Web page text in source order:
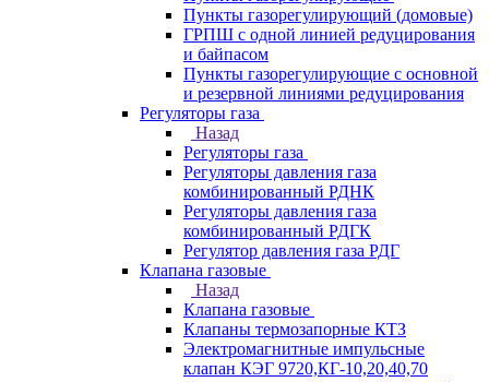
Пункты газорегулирующий (домовые)
ГРПШ с одной линией редуцирования
и байпасом
Пункты газорегулирующие с основной
и резервной линиями редуцирования
Регуляторы газа
Назад
Регуляторы газа
Регуляторы давления газа
комбинированный РДНК
Регуляторы давления газа
комбинированный РДГК
Регулятор давления газа РДГ
Клапана газовые
Назад
Клапана газовые
Клапаны термозапорные КТЗ
Электромагнитные импульсные
клапан КЭГ 9720,КГ-10,20,40,70